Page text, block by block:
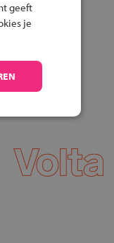
geeft
je